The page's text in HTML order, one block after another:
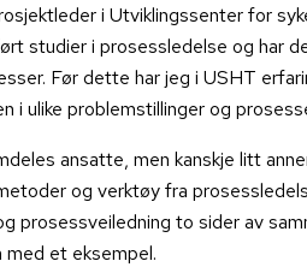
i Utviklingssenter for
studier i prosessledelse og har
Før dette har jeg i USHT
i ulike problemstillinger og
ansatte, men kanskje litt
og verktøy fra
prosessveiledning to sider av
et eksempel.